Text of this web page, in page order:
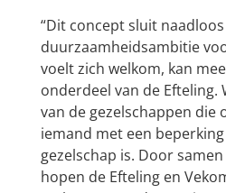
“Dit concept sluit
duurzaamheidsambitie
voelt zich welkom, kan
onderdeel van de Efteling.
van de gezelschappen die
iemand met een
gezelschap is. Door
hopen de Efteling en